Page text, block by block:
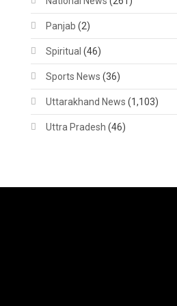
Panjab (2)
Spiritual (46)
Sports News (36)
Uttarakhand News (1,103)
Uttra Pradesh (46)